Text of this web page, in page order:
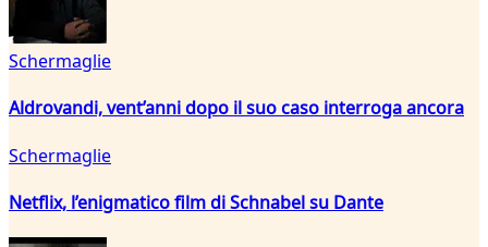
Schermaglie
Aldrovandi, vent’anni dopo il suo caso interroga ancora
Schermaglie
Netflix, l’enigmatico film di Schnabel su Dante